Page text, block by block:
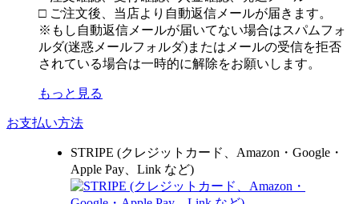
□ ご注文後、当店より自動返信メールが届きます。
※もし自動返信メールが届いてない場合はスパムフォ
ルダ(迷惑メールフォルダ)またはメールの受信を拒否
されている場合は一時的に解除をお願いします。
もっと見る
お支払い方法
STRIPE (クレジットカード、Amazon・Google・
Apple Pay、Link など)